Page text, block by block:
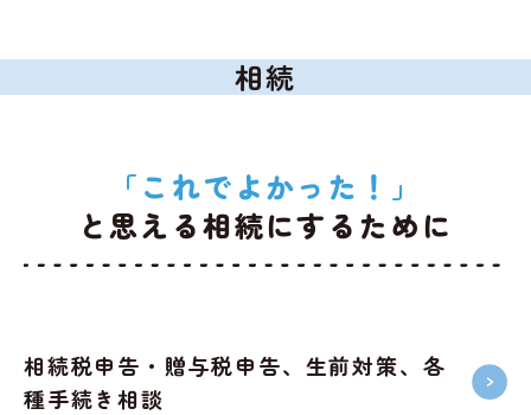
相続
「これでよかった！」
と思える相続にするために
相続税申告・贈与税申告、生前対策、各
種手続き相談